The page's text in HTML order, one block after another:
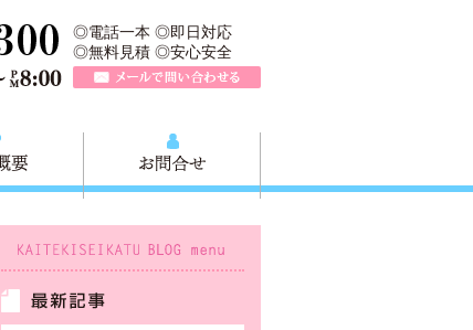
TEL 0120-757-161（年中無休）営業時間AM9:00～
◎電話一本 ◎即日対応
◎無料見積 ◎安心安全